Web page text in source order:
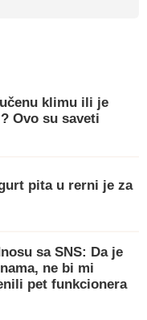
klimu ili je
Ovo su saveti
pita u rerni je za
sa SNS: Da je
ne bi mi
pet funkcionera